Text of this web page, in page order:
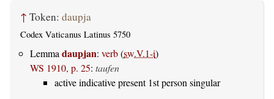
↑ Token: daupja
Codex Vaticanus Latinus 5750
Lemma daupjan: verb(sw.V.1-i)
WS 1910, p. 25: taufen
active indicative present 1st person singular